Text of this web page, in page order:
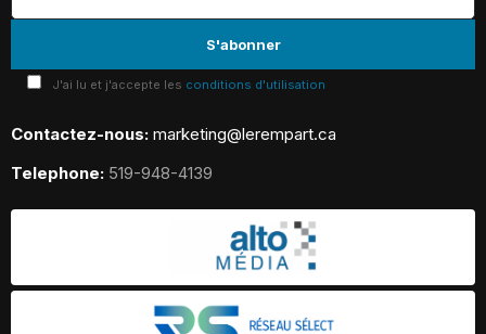
J'ai lu et j'accepte les conditions d'utilisation
Contactez-nous: marketing@lerempart.ca
Telephone: 519-948-4139